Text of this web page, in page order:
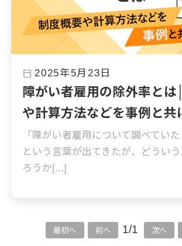
calendar_today 2025年5月23日
障がい者雇用の除外率とは
や計算方法などを事例と共
「障がい者雇用について調べてい
という言葉が出てきたが、どうい
ろうか[...]
最初へ 前へ 1/1 次へ